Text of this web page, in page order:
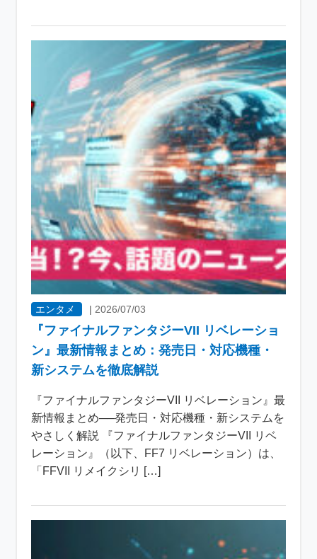
エンタメ | 2026/07/03
『ファイナルファンタジーVII リベレーショ
ン』最新情報まとめ：発売日・対応機種・
新システムを徹底解説
『ファイナルファンタジーVII リベレーション』最
新情報まとめ──発売日・対応機種・新システムを
やさしく解説 『ファイナルファンタジーVII リベ
レーション』（以下、FF7 リベレーション）は、
「FFVII リメイクシリ […]